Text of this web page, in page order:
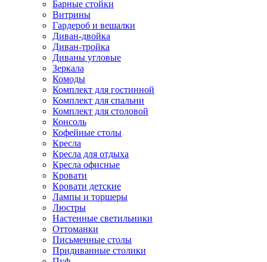
Барные стойки
Витрины
Гардероб и вешалки
Диван-двойка
Диван-тройка
Диваны угловые
Зеркала
Комоды
Комплект для гостинной
Комплект для спальни
Комплект для столовой
Консоль
Кофейные столы
Кресла
Кресла для отдыха
Кресла офисные
Кровати
Кровати детские
Лампы и торшеры
Люстры
Настенные светильники
Оттоманки
Письменные столы
Придиванные столики